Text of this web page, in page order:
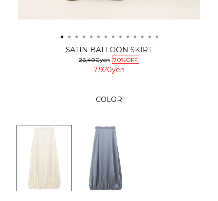
SATIN BALLOON SKIRT
26,400yen 70%OFF
7,920yen
COLOR